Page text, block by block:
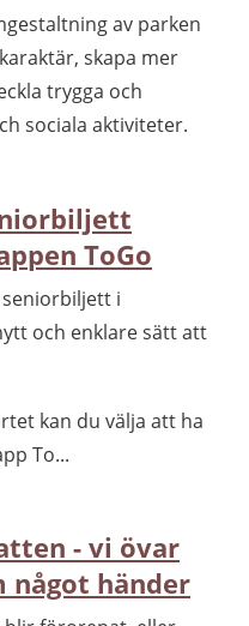
av parken
skapa mer
trygga och
sociala aktiviteter.
ToGo
i
och enklare sätt att
kan du välja att ha
To...
- vi övar
något händer